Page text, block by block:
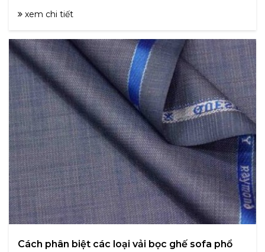
xem chi tiết
Cách phân biệt các loại vải bọc ghế sofa phổ